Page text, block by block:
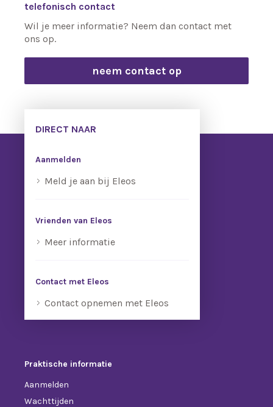
telefonisch contact
Wil je meer informatie? Neem dan contact met
ons op.
neem contact op
DIRECT NAAR
Aanmelden
Meld je aan bij Eleos
Vrienden van Eleos
Meer informatie
Contact met Eleos
Contact opnemen met Eleos
Praktische informatie
Aanmelden
Wachttijden